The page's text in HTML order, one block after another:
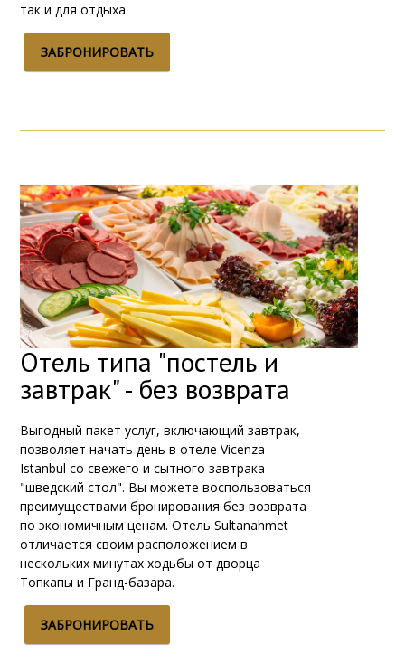
так и для отдыха.
ЗАБРОНИРОВАТЬ
Отель типа "постель и
завтрак" - без возврата
Выгодный пакет услуг, включающий завтрак,
позволяет начать день в отеле Vicenza
Istanbul со свежего и сытного завтрака
"шведский стол". Вы можете воспользоваться
преимуществами бронирования без возврата
по экономичным ценам. Отель Sultanahmet
отличается своим расположением в
нескольких минутах ходьбы от дворца
Топкапы и Гранд-базара.
ЗАБРОНИРОВАТЬ